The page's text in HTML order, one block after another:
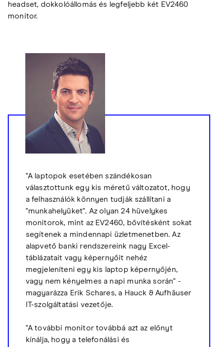
headset, dokkolóállomás és legfeljebb két EV2460
monitor.
"A laptopok esetében szándékosan
választottunk egy kis méretű változatot, hogy
a felhasználók könnyen tudják szállítani a
"munkahelyüket". Az olyan 24 hüvelykes
monitorok, mint az EV2460, bővítésként sokat
segítenek a mindennapi üzletmenetben. Az
alapvető banki rendszereink nagy Excel-
táblázatait vagy képernyőit nehéz
megjeleníteni egy kis laptop képernyőjén,
vagy nem kényelmes a napi munka során" -
magyarázza Erik Schares, a Hauck & Aufhäuser
IT-szolgáltatási vezetője.
"A további monitor továbbá azt az előnyt
kínálja, hogy a telefonálási és